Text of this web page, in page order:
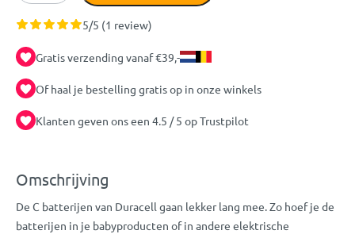
5/5 (1 review)
Gratis verzending vanaf €39,-
Of haal je bestelling gratis op in onze winkels
Klanten geven ons een 4.5 / 5 op Trustpilot
Omschrijving
De C batterijen van Duracell gaan lekker lang mee. Zo hoef je de
batterijen in je babyproducten of in andere elektrische